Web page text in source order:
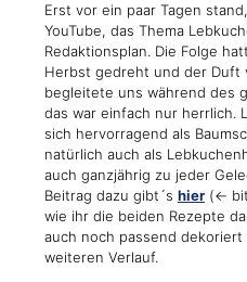
Erst vor ein paar Tagen
YouTube, das Thema
Redaktionsplan. Die Folge
Herbst gedreht und der Duft
begleitete uns während des
das war einfach nur herrlich.
sich hervorragend als
natürlich auch als
auch ganzjährig zu jeder
Beitrag dazu gibt´s hier (<-
wie ihr die beiden Rezepte
auch noch passend dekoriert
weiteren Verlauf.